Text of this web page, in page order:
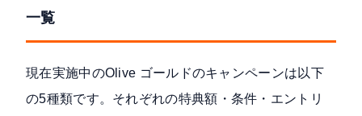
一覧
現在実施中のOlive ゴールドのキャンペーンは以下
の5種類です。それぞれの特典額・条件・エントリ